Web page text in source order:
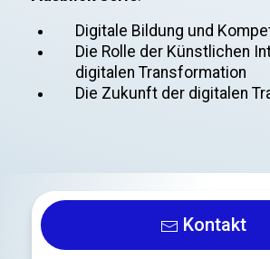
Digitale Bildung und
Die Rolle der Künstlichen
digitalen Transformation
Die Zukunft der digitalen
Kontakt